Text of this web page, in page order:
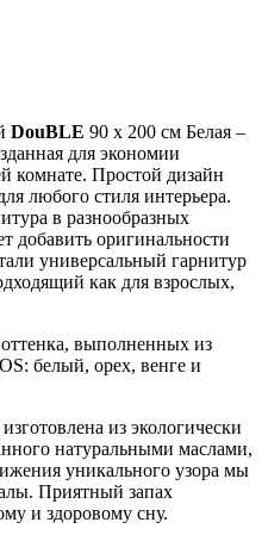
DouBLE 90 x 200 см Белая –
для экономии
комнате. Простой дизайн
любого стиля интерьера.
в разнообразных
добавить оригинальности
универсальный гарнитур
как для взрослых,
выполненных из
белый, орех, венге и
из экологически
натуральными маслами,
уникального узора мы
Приятный запах
и здоровому сну.